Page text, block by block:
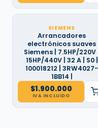
SIEMENS
Arrancadores
electrónicos suaves
Siemens | 7.5HP/220V |
15HP/440V | 32 A | S0 |
100018212 | 3RW4027-
1BB14 |
$1.900.000
IVA INCLUIDO